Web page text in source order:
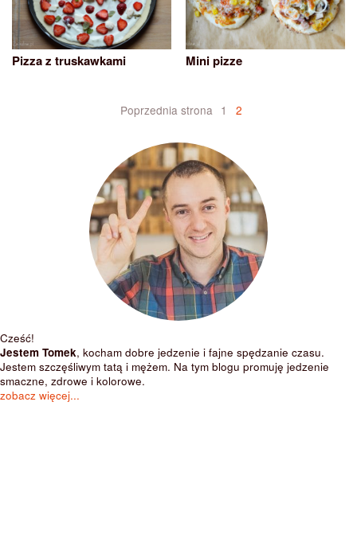
Pizza z truskawkami Mini pizze
Poprzednia strona 1 2
Cześć!
Jestem Tomek, kocham dobre jedzenie i fajne spędzanie czasu.
Jestem szczęśliwym tatą i mężem. Na tym blogu promuję jedzenie
smaczne, zdrowe i kolorowe.
zobacz więcej...